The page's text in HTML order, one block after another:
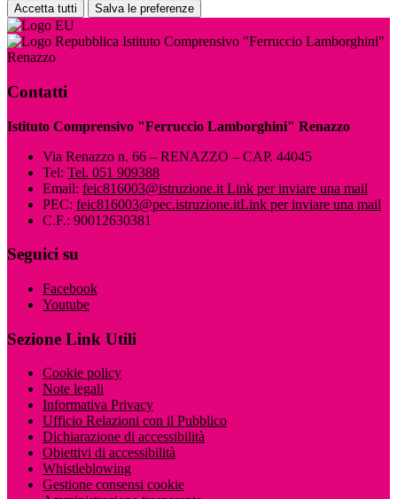
Accetta tutti Salva le preferenze
Istituto Comprensivo "Ferruccio Lamborghini"
Renazzo
Contatti
Istituto Comprensivo "Ferruccio Lamborghini" Renazzo
Via Renazzo n. 66 – RENAZZO – CAP. 44045
Tel: Tel. 051 909388
Email: feic816003@istruzione.it Link per inviare una mail
PEC: feic816003@pec.istruzione.itLink per inviare una mail
C.F.: 90012630381
Seguici su
Facebook
Youtube
Sezione Link Utili
Cookie policy
Note legali
Informativa Privacy
Ufficio Relazioni con il Pubblico
Dichiarazione di accessibilità
Obiettivi di accessibilità
Whistleblowing
Gestione consensi cookie